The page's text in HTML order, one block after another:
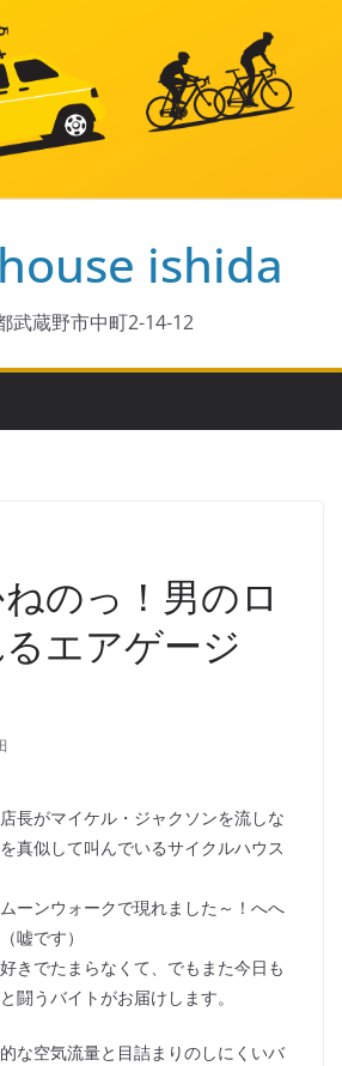
ishida
武蔵野市中町2-14-12
のっ！男のロ
エアゲージ
長がマイケル・ジャクソンを流しな
真似して叫んでいるサイクルハウス
ーンウォークで現れました～！へへ
嘘です）
きでたまらなくて、でもまた今日も
闘うバイトがお届けします。
な空気流量と目詰まりのしにくいバ